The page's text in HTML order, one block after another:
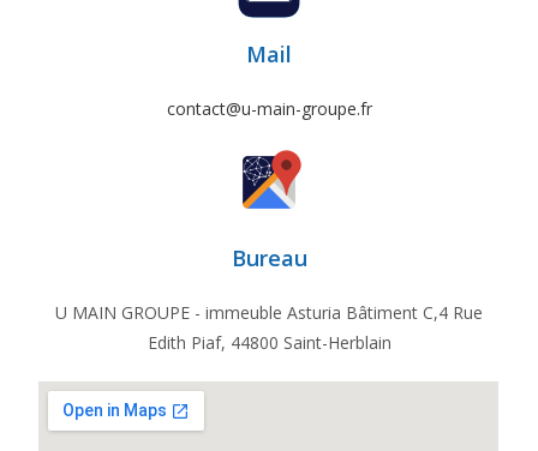
Mail
contact@u-main-groupe.fr
Bureau
U MAIN GROUPE - immeuble Asturia Bâtiment C,4 Rue
Edith Piaf, 44800 Saint-Herblain